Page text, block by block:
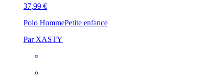
37,99 €
Polo HommePetite enfance
Par XASTY